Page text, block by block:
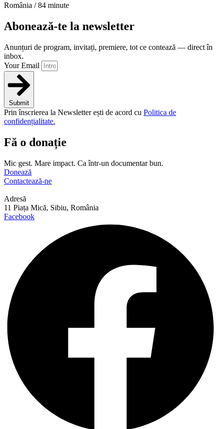
România / 84 minute
Abonează-te la newsletter
Anunțuri de program, invitați, premiere, tot ce contează — direct în
inbox.
Your Email
Submit
Prin înscrierea la Newsletter ești de acord cu Politica de
confidențialitate.
Fă o donație
Mic gest. Mare impact. Ca într-un documentar bun.
Donează
Contactează-ne
Adresă
11 Piața Mică, Sibiu, România
Facebook